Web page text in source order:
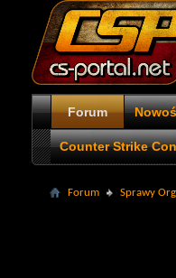
Forum
Counter Strike
Forum Sprawy